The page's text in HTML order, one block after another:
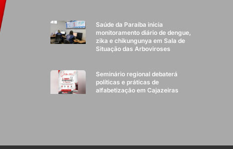
Saúde da Paraíba inicia
monitoramento diário de dengue,
zika e chikungunya em Sala de
Situação das Arboviroses
Seminário regional debaterá
políticas e práticas de
alfabetização em Cajazeiras